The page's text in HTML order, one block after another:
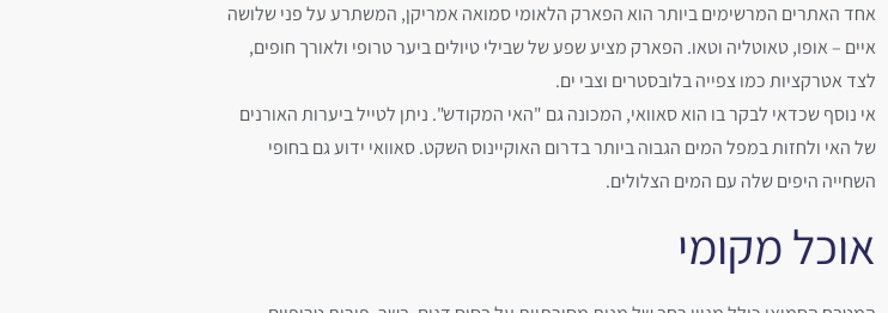
אחד האתרים המרשימים ביותר הוא הפארק הלאומי סמואה אמריקן, המשתרע על פני שלושה
איים – אופו, טאוטליה וטאו. הפארק מציע שפע של שבילי טיולים ביער טרופי ולאורך חופים,
לצד אטרקציות כמו צפייה בלובסטרים וצבי ים.
אי נוסף שכדאי לבקר בו הוא סאוואי, המכונה גם "האי המקודש". ניתן לטייל ביערות האורנים
של האי ולחזות במפל המים הגבוה ביותר בדרום האוקיינוס השקט. סאוואי ידוע גם בחופי
השחייה היפים שלה עם המים הצלולים.
אוכל מקומי